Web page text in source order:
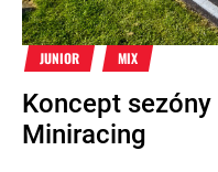
JUNIOR MIX
Koncept
Miniracing